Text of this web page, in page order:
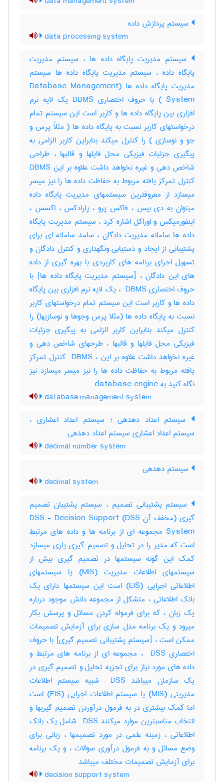
سیستم پردازش داده
data processing system
سیستم مدیریت پایگاه داده ها ، سیستم مدیریت
پایگاه داده ، سیستم مدیریت پایگاه داده ها سیستم
مدیریت پایگاه داده ها (Database Management
System ) با حروف اختصاری DBMS یک لایه نرم
افزاری بین پایگاه داده ها و کاربر است این سیستم تمام
درخواستهای کاربر نسبت به پایگاه داده ها ( مثلاً پرس و
جو و نوسازی ) را کنترل میکند بنابراین کاربر الزامی به
پیگیری جزئیات فیزیکی محل فایلها و قالبها ، طراحی
شاخص دهی و غیره نخواهد داشت علاوه بر این DBMS
کنترل تمرکز یافته مربوط به حفاظت داده ها را نیز میسر
میسازد از معروفترین سیستمهای مدیریت پایگاه داده
میتوان به دی بیس ، فاکس پرو ، پارادکس ، اکسس ،
اینفورمیکس و اوراکل اشاره کرد ، سیستم مدیریت پایگاه
داده ها سامانه مدیریت دادگان ، سامد سامانه ای برای
پشتیبانی از ایجاد و دستیابی ونگهداری و کنترل دادگان و
تسهیل اجرای برنامه های کاربردی با بهره گیری از داده
های این دادگان ، [سیستم مدیریت پایگاه داده ها] با
حروف اختصاری ‎ DBMS ، یک لایه نرم افزاری بین پایگاه
داده ها و کاربر است این سیستم تمام درخواستهای کاربر
نسبت به پایگاه داده ها (مثلا پرس وجوها و نوسازیها) را
کنترل میکند بنابراین کاربر الزامی به پیگیری جزئیات
فیزیکی محل فایلها و قالبها ، طرحهای شاخص دهی و
غیره نخواهد داشت علاوه بر این ، ‎ DBMS کنترل تمرکز
یافته مربوط به حفاظت داده ها را نیز میسر میسازد نیز
نگاه کنید به ‎ database engine
database management system
سیستم اعداد دهدهی ؛ سیستم اعداد اعشاری ،
سیستم اعداد اعشاری سیستم اعداد دهدهی
decimal number system
سیستم دهدهی
decimal system
سیستم پشتیبانی تصمیم ، سیستم پشتیبان تصمیم
گیری (مخفف آن DSS) DSS - Decision Support
System مجموعه ای از برنامه ها و داده های مرتبط
است که مدیر را در تحلیل و تصمیم گیری یاری میسازد
کمک این گونه سیستمها در تصمیم گیری بیش از
سیستمهای اطلاعات مدیریت (MIS) یا سیستمهای
اطلاعاتی اجرایی (EIS) است این سیستمها دارای یک
بانک اطلاعاتی ، متشکل از مجموعه دانش موجود درباره
یک زبان ، که برای فرموله کردن مسائل و پرسش بکار
میرود و یک برنامه مدل سازی برای آزمایش تصمیمات
ممکن است ، [سیستم پشتیبانی تصمیم گیری] با حروف
اختصاری ‎ DSS ، مجموعه ای از برنامه های مرتبط و
داده های مورد نیاز برای تجزیه تحلیل و تصمیم گیری در
یک سازمان میباشد ‎ DSS شبیه سیستم اطلاعات
مدیریتی (‎MIS) یا سیستم اطلاعات اجرایی (‎EIS) است
اما کمک بیشتری در به فرمول درآوردن تصمیم گیریها و
انتخاب مناسبترین موارد میکنند ‎ DSS شامل یک بانک
اطلاعاتی ، زمینه علمی در مورد تصمیمها ، زبانی برای
وضع مسائل و به فرمول درآوری سوالات ، و یک برنامه
برای آزمایش تصمیمات مختلف میباشد
decision support system